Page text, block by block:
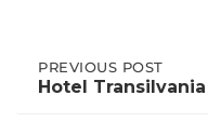
Post
PREVIOUS
POST:
PREVIOUS POST
Hotel Transilvania